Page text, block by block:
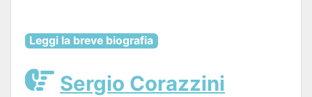
Leggi la breve biografia
Sergio Corazzini